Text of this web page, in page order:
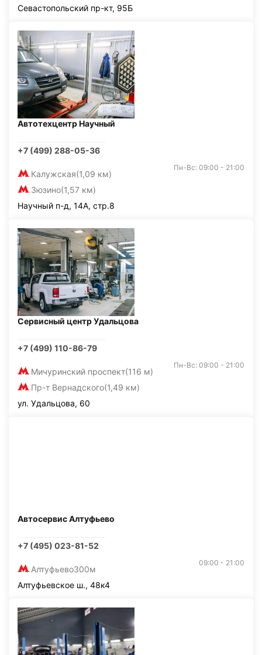
Севастопольский пр-кт, 95Б
Автотехцентр Научный
+7 (499) 288-05-36
Калужская(1,09 км)
Зюзино(1,57 км)
Пн-Вс: 09:00 - 21:00
Научный п-д, 14А, стр.8
Сервисный центр Удальцова
+7 (499) 110-86-79
Мичуринский проспект(116 м)
Пр-т Вернадского(1,49 км)
Пн-Вс: 09:00 - 21:00
ул. Удальцова, 60
Автосервис Алтуфьево
+7 (495) 023-81-52
Алтуфьево300м
09:00 - 21:00
Алтуфьевское ш., 48к4